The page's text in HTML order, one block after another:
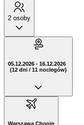
2 osoby
05.12.2026 - 16.12.2026
(12 dni / 11 noclegów)
Warszawa Chopin